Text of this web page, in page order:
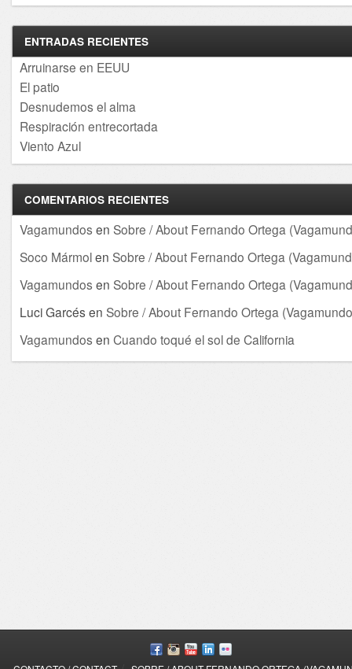
ENTRADAS RECIENTES
Arruinarse en EEUU
El patio
Desnudemos el alma
Respiración entrecortada
Viento Azul
COMENTARIOS RECIENTES
Vagamundos en Sobre / About Fernando Ortega
Soco Mármolen Sobre / About Fernando Ortega
Vagamundos en Sobre / About Fernando Ortega
Luci Garcés en Sobre / About Fernando Ortega
Vagamundos en Cuando toqué el sol de California